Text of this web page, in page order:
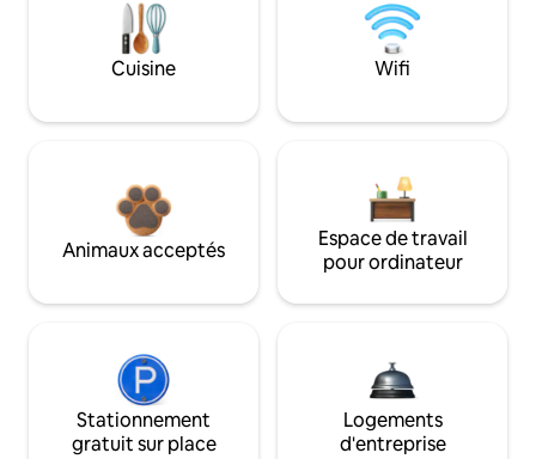
Cuisine Wifi
Animaux acceptés
Espace de travail
pour ordinateur
Stationnement
gratuit sur place
Logements
d'entreprise